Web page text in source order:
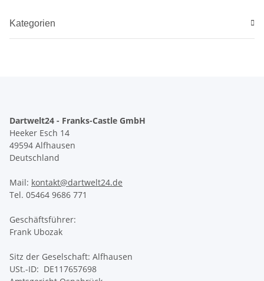
Kategorien
Dartwelt24 - Franks-Castle GmbH
Heeker Esch 14
49594 Alfhausen
Deutschland
Mail: kontakt@dartwelt24.de
Tel. 05464 9686 771
Geschäftsführer:
Frank Ubozak
Sitz der Geselschaft: Alfhausen
USt.-ID: DE117657698